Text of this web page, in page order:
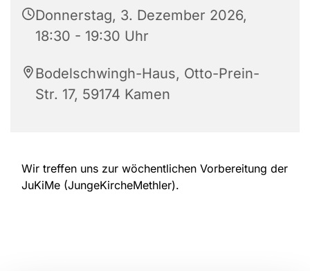
Donnerstag, 3. Dezember 2026,
18:30 - 19:30 Uhr
Bodelschwingh-Haus, Otto-Prein-
Str. 17, 59174 Kamen
Wir treffen uns zur wöchentlichen Vorbereitung der
JuKiMe (JungeKircheMethler).